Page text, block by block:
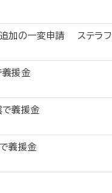
追加の一変申請 ステラフ
義援金
で義援金
で義援金